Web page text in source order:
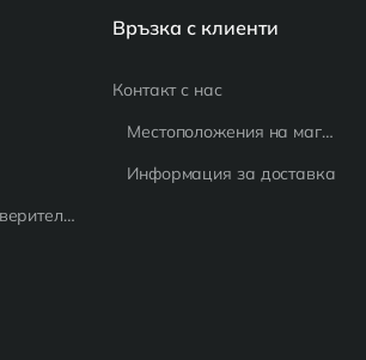
Политика за поверителност
Връзка с клиенти
Контакт с нас
Местоположения на магазина
Информация за доставка